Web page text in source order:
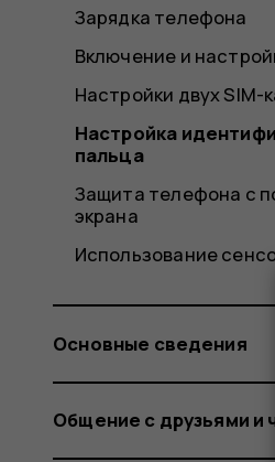
Зарядка телефона
Включение и
Настройки двух SIM-
Настройка
пальца
Защита телефона с
экрана
Использование
Основные сведения
Общение с друзьями и